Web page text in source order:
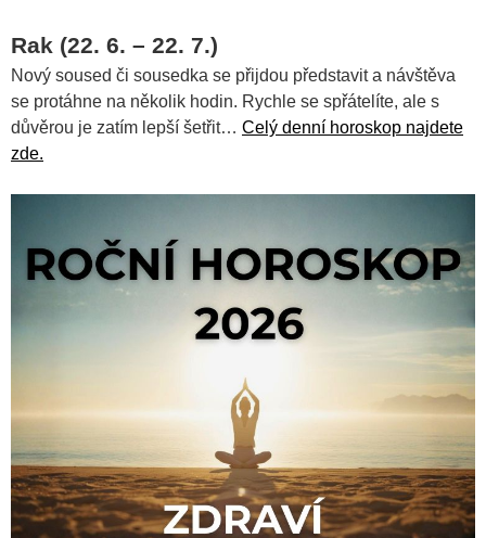
Rak (22. 6. – 22. 7.)
Nový soused či sousedka se přijdou představit a návštěva
se protáhne na několik hodin. Rychle se spřátelíte, ale s
důvěrou je zatím lepší šetřit… Celý denní horoskop najdete
zde.